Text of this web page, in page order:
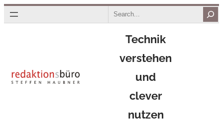
Zum
Inhalt
Search
Technik
verstehen
und
clever
nutzen